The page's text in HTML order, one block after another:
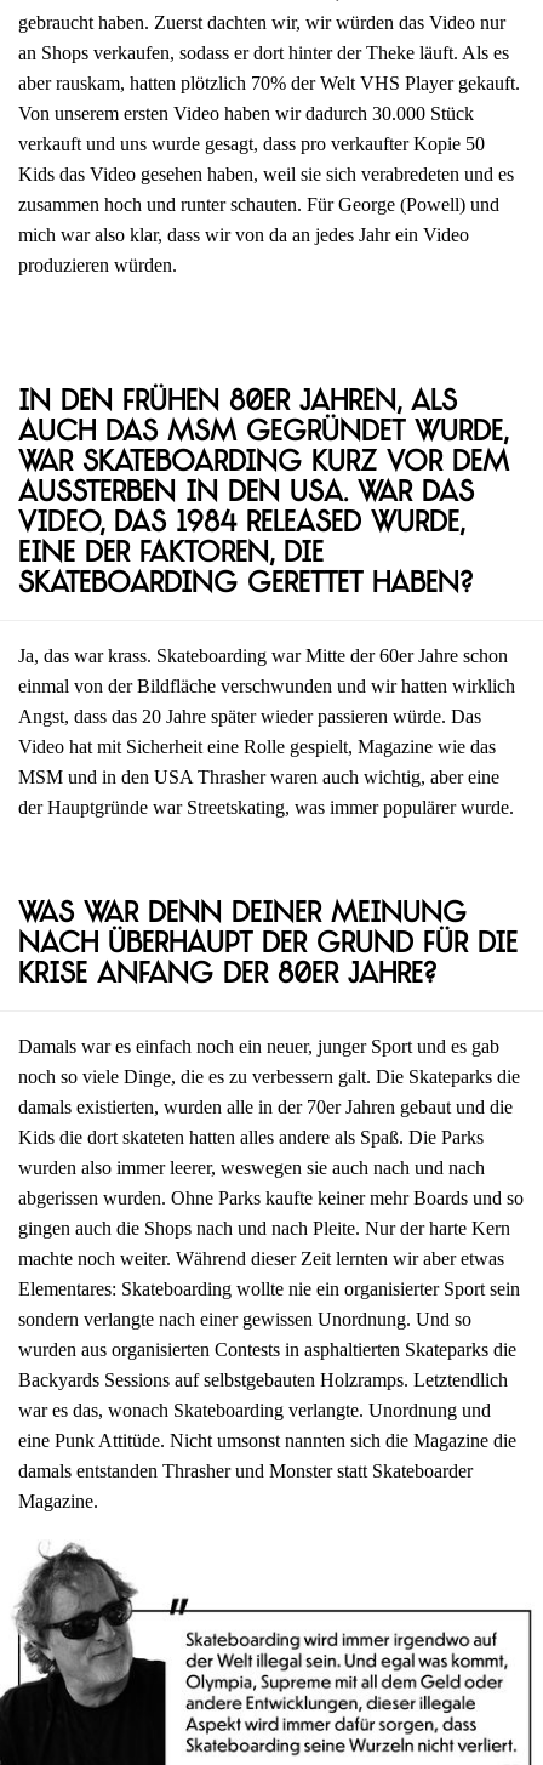
gebraucht haben. Zuerst dachten wir, wir würden das Video nur
an Shops verkaufen, sodass er dort hinter der Theke läuft. Als es
aber rauskam, hatten plötzlich 70% der Welt VHS Player gekauft.
Von unserem ersten Video haben wir dadurch 30.000 Stück
verkauft und uns wurde gesagt, dass pro verkaufter Kopie 50
Kids das Video gesehen haben, weil sie sich verabredeten und es
zusammen hoch und runter schauten. Für George (Powell) und
mich war also klar, dass wir von da an jedes Jahr ein Video
produzieren würden.
In den frühen 80er Jahren, als
auch das MSM gegründet wurde,
war Skateboarding kurz vor dem
Aussterben in den USA. War das
Video, das 1984 released wurde,
eine der Faktoren, die
Skateboarding gerettet haben?
Ja, das war krass. Skateboarding war Mitte der 60er Jahre schon
einmal von der Bildfläche verschwunden und wir hatten wirklich
Angst, dass das 20 Jahre später wieder passieren würde. Das
Video hat mit Sicherheit eine Rolle gespielt, Magazine wie das
MSM und in den USA Thrasher waren auch wichtig, aber eine
der Hauptgründe war Streetskating, was immer populärer wurde.
Was war denn deiner Meinung
nach überhaupt der Grund für die
Krise Anfang der 80er Jahre?
Damals war es einfach noch ein neuer, junger Sport und es gab
noch so viele Dinge, die es zu verbessern galt. Die Skateparks die
damals existierten, wurden alle in der 70er Jahren gebaut und die
Kids die dort skateten hatten alles andere als Spaß. Die Parks
wurden also immer leerer, weswegen sie auch nach und nach
abgerissen wurden. Ohne Parks kaufte keiner mehr Boards und so
gingen auch die Shops nach und nach Pleite. Nur der harte Kern
machte noch weiter. Während dieser Zeit lernten wir aber etwas
Elementares: Skateboarding wollte nie ein organisierter Sport sein
sondern verlangte nach einer gewissen Unordnung. Und so
wurden aus organisierten Contests in asphaltierten Skateparks die
Backyards Sessions auf selbstgebauten Holzramps. Letztendlich
war es das, wonach Skateboarding verlangte. Unordnung und
eine Punk Attitüde. Nicht umsonst nannten sich die Magazine die
damals entstanden Thrasher und Monster statt Skateboarder
Magazine.